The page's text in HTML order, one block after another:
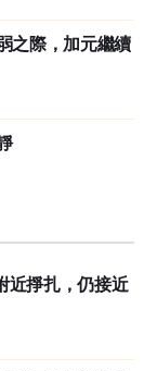
之際，加元繼續
近掙扎，仍接近